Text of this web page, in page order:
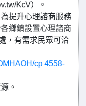
KcV）。
提升心理諮商服務
鄉鎮設置心理諮商
，有需求民眾可洽
cp 4558-
。